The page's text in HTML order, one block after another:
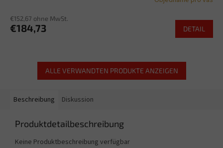
€152,67 ohne MwSt.
€184,73 DETAIL
ALLE VERWANDTEN PRODUKTE ANZEIGEN
Beschreibung Diskussion
Produktdetailbeschreibung
Keine Produktbeschreibung verfügbar